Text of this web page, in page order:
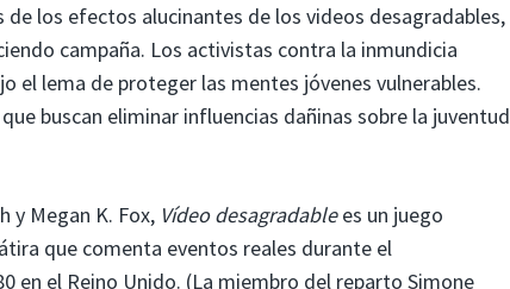
los efectos alucinantes de los videos desagradables,
campaña. Los activistas contra la inmundicia
el lema de proteger las mentes jóvenes vulnerables.
buscan eliminar influencias dañinas sobre la juventud
y Megan K. Fox, Vídeo desagradablees un juego
que comenta eventos reales durante el
en el Reino Unido. (La miembro del reparto Simone